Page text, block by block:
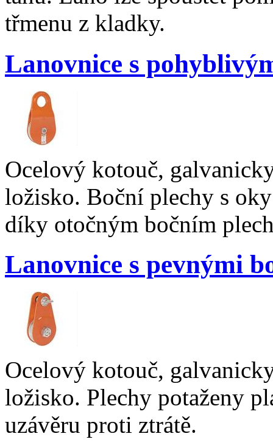
třmenu z kladky.
Lanovnice s
Ocelový kotouč,
ložisko. Boční plechy s
díky otočným bočním
Lanovnice s pevnými
Ocelový kotouč,
ložisko. Plechy potaženy
uzávěru proti ztrátě.